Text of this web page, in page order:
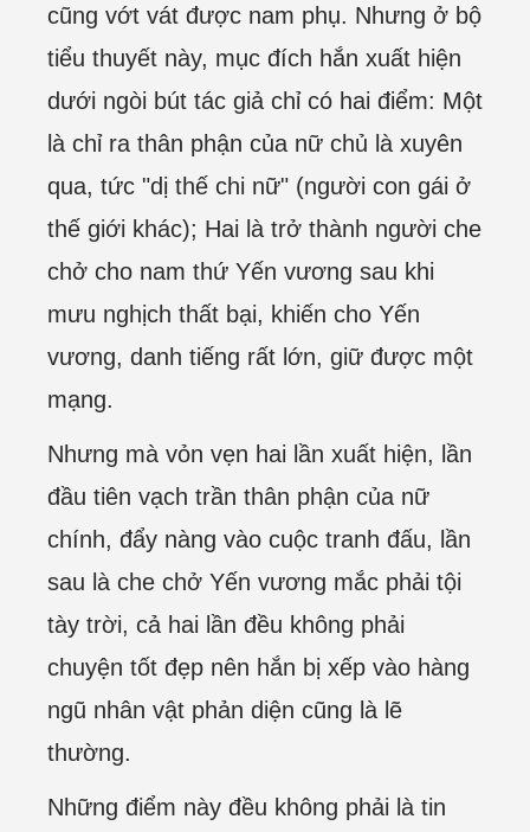
cũng vớt vát được nam phụ. Nhưng ở bộ
tiểu thuyết này, mục đích hắn xuất hiện
dưới ngòi bút tác giả chỉ có hai điểm: Một
là chỉ ra thân phận của nữ chủ là xuyên
qua, tức "dị thế chi nữ" (người con gái ở
thế giới khác); Hai là trở thành người che
chở cho nam thứ Yến vương sau khi
mưu nghịch thất bại, khiến cho Yến
vương, danh tiếng rất lớn, giữ được một
mạng.
Nhưng mà vỏn vẹn hai lần xuất hiện, lần
đầu tiên vạch trần thân phận của nữ
chính, đẩy nàng vào cuộc tranh đấu, lần
sau là che chở Yến vương mắc phải tội
tày trời, cả hai lần đều không phải
chuyện tốt đẹp nên hắn bị xếp vào hàng
ngũ nhân vật phản diện cũng là lẽ
thường.
Những điểm này đều không phải là tin